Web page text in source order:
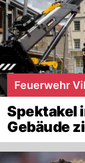
Feuerwehr
Spektakel
Gebäude